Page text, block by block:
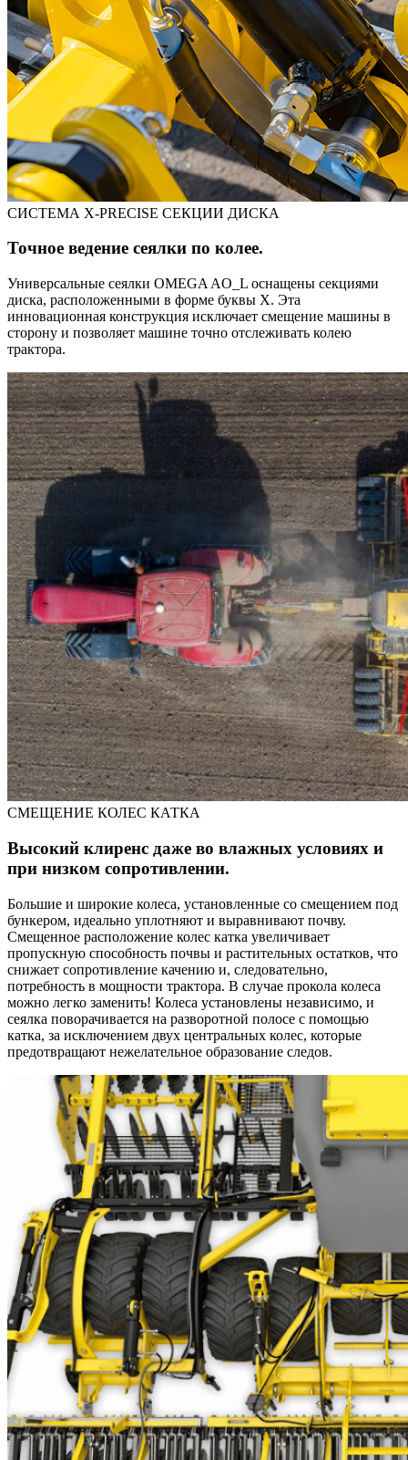
СИСТЕМА X-PRECISE СЕКЦИИ ДИСКА
Точное ведение сеялки по колее.
Универсальные сеялки OMEGA AO_L оснащены секциями
диска, расположенными в форме буквы X. Эта
инновационная конструкция исключает смещение машины в
сторону и позволяет машине точно отслеживать колею
трактора.
СМЕЩЕНИЕ КОЛЕС КАТКА
Высокий клиренс даже во влажных условиях и
при низком сопротивлении.
Большие и широкие колеса, установленные со смещением под
бункером, идеально уплотняют и выравнивают почву.
Смещенное расположение колес катка увеличивает
пропускную способность почвы и растительных остатков, что
снижает сопротивление качению и, следовательно,
потребность в мощности трактора. В случае прокола колеса
можно легко заменить! Колеса установлены независимо, и
сеялка поворачивается на разворотной полосе с помощью
катка, за исключением двух центральных колес, которые
предотвращают нежелательное образование следов.